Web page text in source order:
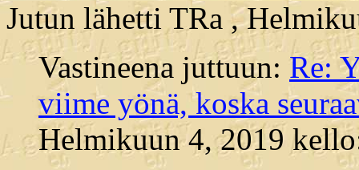
Jutun lähetti TRa ,
Vastineena juttuun: Re:
viime yönä, koska
Helmikuun 4, 2019